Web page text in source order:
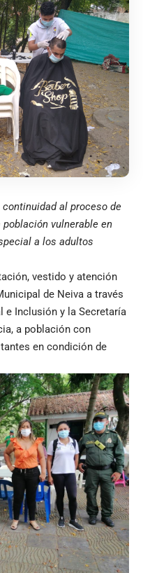
al proceso de
vulnerable en
a los adultos
vestido y atención
de Neiva a través
e Inclusión y la Secretaría
a población con
en condición de